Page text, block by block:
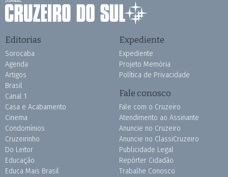
Editorias
Sorocaba
Agenda
Artigos
Brasil
Canal 1
Casa e Acabamento
Cinema
Condomínios
Cruzeirinho
Do Leitor
Educação
Educa Mais Brasil
Expediente
Expediente
Projeto Memória
Política de Privacidade
Fale conosco
Fale com o Cruzeiro
Atendimento ao Assinante
Anuncie no Cruzeiro
Anuncie no ClassiCruzeiro
Publicidade Legal
Repórter Cidadão
Trabalhe Conosco